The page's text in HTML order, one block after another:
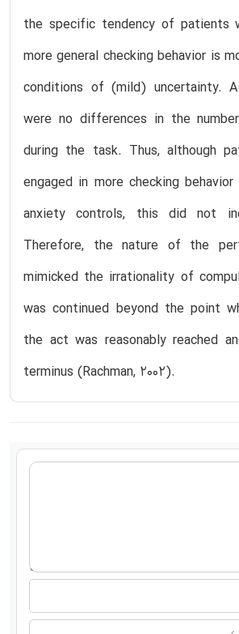
the specific tendency of patients
more general checking behavior is
conditions of (mild) uncertainty.
were no differences in the
during the task. Thus, although
engaged in more checking
anxiety controls, this did not
Therefore, the nature of the
mimicked the irrationality of
was continued beyond the point
the act was reasonably reached
terminus (Rachman, 2002).